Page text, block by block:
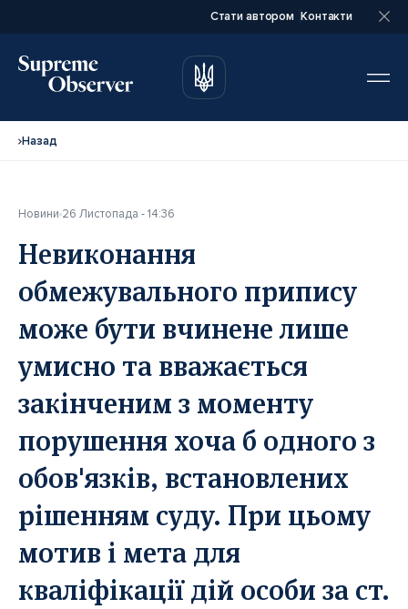
Стати автором Контакти
Повне ім’я*
Email*
Ваша посада*
Прікріпіть статтю*
Перетягніть документ або Оберіть тут
Лише в форматі docx.
Назад
Новини 26 Листопада - 14:36
Невиконання
обмежувального припису
може бути вчинене лише
умисно та вважається
закінченим з моменту
порушення хоча б одного з
обов'язків, встановлених
рішенням суду. При цьому
мотив і мета для
кваліфікації дій особи за ст.
Повне ім’я*
Email*
Ваша посада*
Прікріпіть статтю*
Перетягніть документ або Оберіть тут
Лише в форматі docx.